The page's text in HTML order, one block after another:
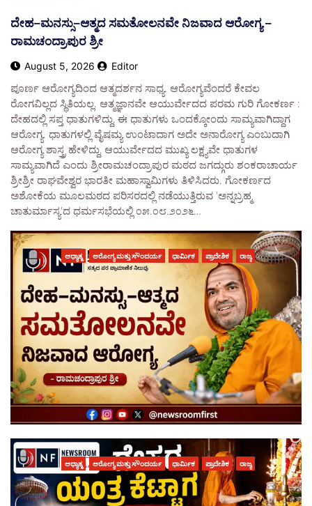
ದೇಹ–ಮನಸ್ಸು–ಆತ್ಮದ ಸಮತೋಲನವೇ ನಿಜವಾದ ಆರೋಗ್ಯ –
ರಾಮಚಂದ್ರಾಪುರ ಶ್ರೀ
August 5, 2026 Editor
ಪೂರ್ಣ ಆರೋಗ್ಯದಿಂದ ಆತ್ಮದರ್ಶನ ಸಾಧ್ಯ. ಆರೋಗ್ಯವೆಂದರೆ ಕೇವಲ
ರೋಗವಿಲ್ಲದ ಸ್ಥಿತಿಯಲ್ಲ. ಆತ್ಮಜ್ಞಾನವೇ ಆಯುರ್ವೇದದ ಪರಮ ಗುರಿ ಗೋಕರ್ಣ :
ದೇಹದಲ್ಲಿ ಸಪ್ತ ಧಾತುಗಳಿದ್ದು, ಈ ಧಾತುಗಳು ಒಂದಕ್ಕೋಂದು ಸಾಮ್ಯವಾಗಿದ್ದಾಗ
ಆರೋಗ್ಯ. ಧಾತುಗಳಲ್ಲಿ ವೈಷಮ್ಯ ಉಂಟಾದಾಗ ಅದೇ ಅನಾರೋಗ್ಯ ಎಂಬುದಾಗಿ
ಆರೋಗ್ಯ ಶಾಸ್ತ್ರ ಹೇಳಿದ್ದು, ಆಯುರ್ವೇದದ ಮುಖ್ಯ ಲಕ್ಷ್ಯವೇ ಧಾತುಗಳ
ಸಾಮ್ಯವಾಗಿದೆ ಎಂದು ಶ್ರೀರಾಮಚಂದ್ರಾಪುರ ಮಠದ ಜಗದ್ಗುರು ಶಂಕರಾಚಾರ್ಯ
ಶ್ರೀಶ್ರೀ ರಾಘವೇಶ್ವರ ಭಾರತೀ ಮಹಾಸ್ವಾಮಿಗಳು ತಿಳಿಸಿದರು. ಗೋಕರ್ಣದ
ಅಶೋಕೆಯ ಮೂಲಮಠದ ಪರಿಸರದಲ್ಲಿ ನಡೆಯುತ್ತಿರುವ 'ಅನ್ನಬ್ರಹ್ಮ
ಚಾತುರ್ಮಾಸ್ಯ'ದ ಧರ್ಮಸಭೆಯಲ್ಲಿ ೦೫.೦೮.೨೦೨೬…
ಆಧ್ಯಾತ್ಮ ಆರೋಗ್ಯ ಮತ್ತು ಸೌಂದರ್ಯ ಧಾರ್ಮಿಕ ಪ್ರಾದೇಶಿಕ ರಾಜ್ಯ
ಆಧ್ಯಾತ್ಮ ಆರೋಗ್ಯ ಮತ್ತು ಸೌಂದರ್ಯ ಧಾರ್ಮಿಕ ಪ್ರಾದೇಶಿಕ ರಾಜ್ಯ